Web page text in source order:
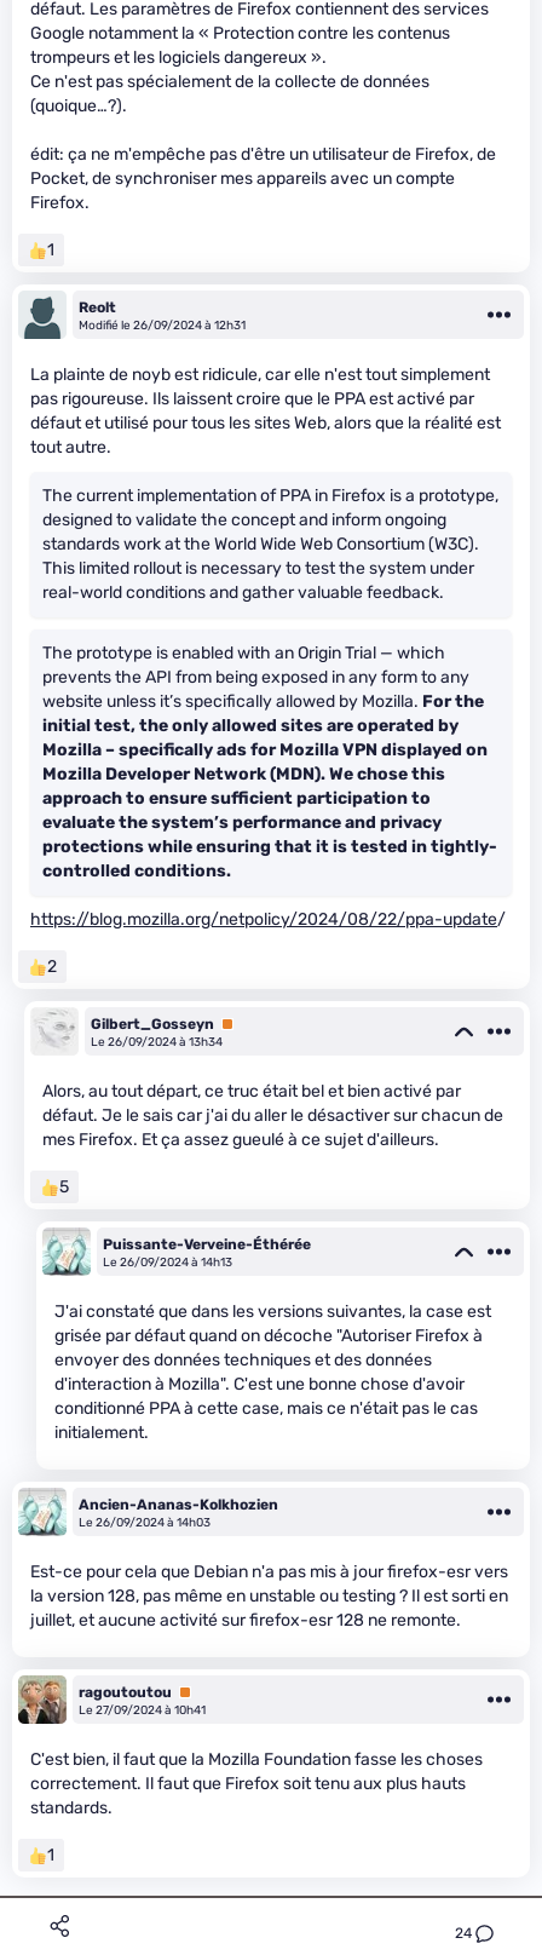
24
défaut. Les paramètres de Firefox contiennent des services
Google notamment la « Protection contre les contenus
trompeurs et les logiciels dangereux ».
Ce n'est pas spécialement de la collecte de données
(quoique…?).
édit: ça ne m'empêche pas d'être un utilisateur de Firefox, de
Pocket, de synchroniser mes appareils avec un compte
Firefox.
1
Reolt
Modifié le 26/09/2024 à 12h31
La plainte de noyb est ridicule, car elle n'est tout simplement
pas rigoureuse. Ils laissent croire que le PPA est activé par
défaut et utilisé pour tous les sites Web, alors que la réalité est
tout autre.
The current implementation of PPA in Firefox is a prototype,
designed to validate the concept and inform ongoing
standards work at the World Wide Web Consortium (W3C).
This limited rollout is necessary to test the system under
real-world conditions and gather valuable feedback.
The prototype is enabled with an Origin Trial — which
prevents the API from being exposed in any form to any
website unless it’s specifically allowed by Mozilla. For the
initial test, the only allowed sites are operated by
Mozilla – specifically ads for Mozilla VPN displayed on
Mozilla Developer Network (MDN). We chose this
approach to ensure sufficient participation to
evaluate the system’s performance and privacy
protections while ensuring that it is tested in tightly-
controlled conditions.
https://blog.mozilla.org/netpolicy/2024/08/22/ppa-update/
2
Gilbert_Gosseyn
Premium
Le 26/09/2024 à 13h34
Alors, au tout départ, ce truc était bel et bien activé par
défaut. Je le sais car j'ai du aller le désactiver sur chacun de
mes Firefox. Et ça assez gueulé à ce sujet d'ailleurs.
5
Puissante-Verveine-Éthérée
Le 26/09/2024 à 14h13
J'ai constaté que dans les versions suivantes, la case est
grisée par défaut quand on décoche "Autoriser Firefox à
envoyer des données techniques et des données
d'interaction à Mozilla". C'est une bonne chose d'avoir
conditionné PPA à cette case, mais ce n'était pas le cas
initialement.
Ancien-Ananas-Kolkhozien
Le 26/09/2024 à 14h03
Est-ce pour cela que Debian n'a pas mis à jour firefox-esr vers
la version 128, pas même en unstable ou testing ? Il est sorti en
juillet, et aucune activité sur firefox-esr 128 ne remonte.
ragoutoutou
Premium
Le 27/09/2024 à 10h41
C'est bien, il faut que la Mozilla Foundation fasse les choses
correctement. Il faut que Firefox soit tenu aux plus hauts
standards.
1